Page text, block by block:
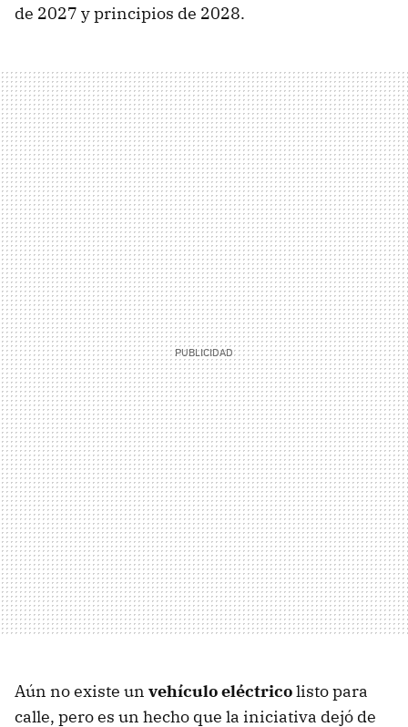
de 2027 y principios de 2028.
Aún no existe un vehículo eléctricolisto para
calle, pero es un hecho que la iniciativa dejó de